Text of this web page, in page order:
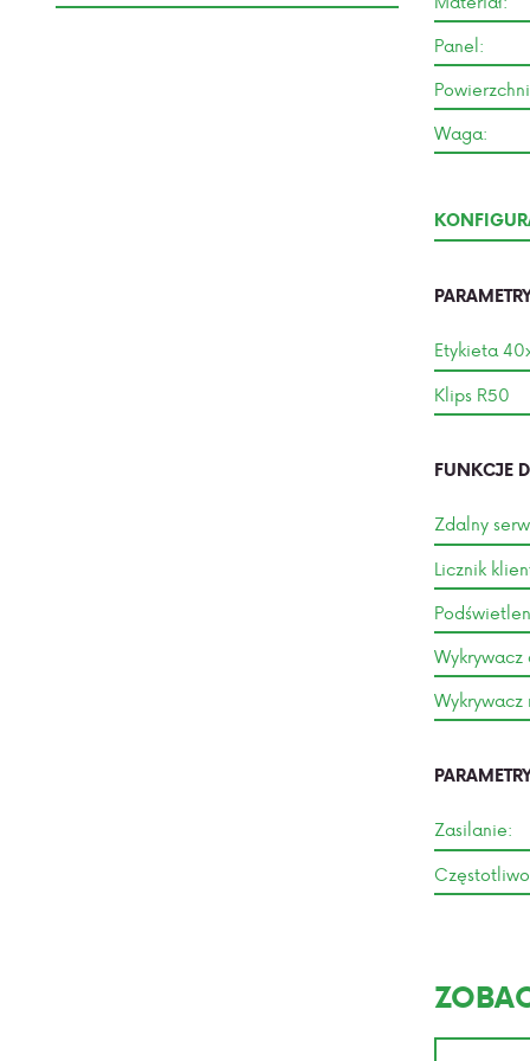
Panel:
Waga:
Etykieta
Klips R50
FUNKCJE
Zdalny
Licznik
Wykrywacz
Wykrywacz
Zasilanie: